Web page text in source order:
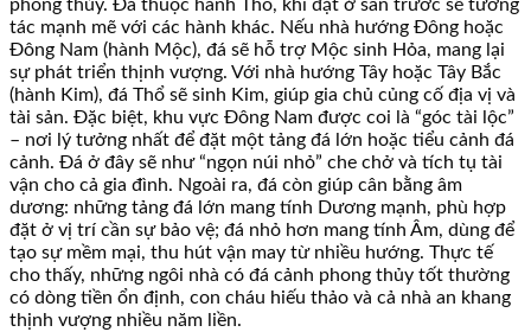
phong thủy. Đá thuộc hành Thổ, khi đặt ở sân trước sẽ tương
tác mạnh mẽ với các hành khác. Nếu nhà hướng Đông hoặc
Đông Nam (hành Mộc), đá sẽ hỗ trợ Mộc sinh Hỏa, mang lại
sự phát triển thịnh vượng. Với nhà hướng Tây hoặc Tây Bắc
(hành Kim), đá Thổ sẽ sinh Kim, giúp gia chủ củng cố địa vị và
tài sản. Đặc biệt, khu vực Đông Nam được coi là “góc tài lộc”
– nơi lý tưởng nhất để đặt một tảng đá lớn hoặc tiểu cảnh đá
cảnh. Đá ở đây sẽ như “ngọn núi nhỏ” che chở và tích tụ tài
vận cho cả gia đình. Ngoài ra, đá còn giúp cân bằng âm
dương: những tảng đá lớn mang tính Dương mạnh, phù hợp
đặt ở vị trí cần sự bảo vệ; đá nhỏ hơn mang tính Âm, dùng để
tạo sự mềm mại, thu hút vận may từ nhiều hướng. Thực tế
cho thấy, những ngôi nhà có đá cảnh phong thủy tốt thường
có dòng tiền ổn định, con cháu hiếu thảo và cả nhà an khang
thịnh vượng nhiều năm liền.